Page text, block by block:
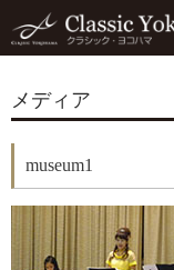
メディア
museum1